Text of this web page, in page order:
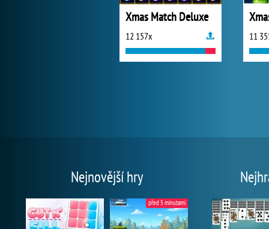
Xmas Match Deluxe
12 157x 11
Nejnovější hry
před 5 minutami